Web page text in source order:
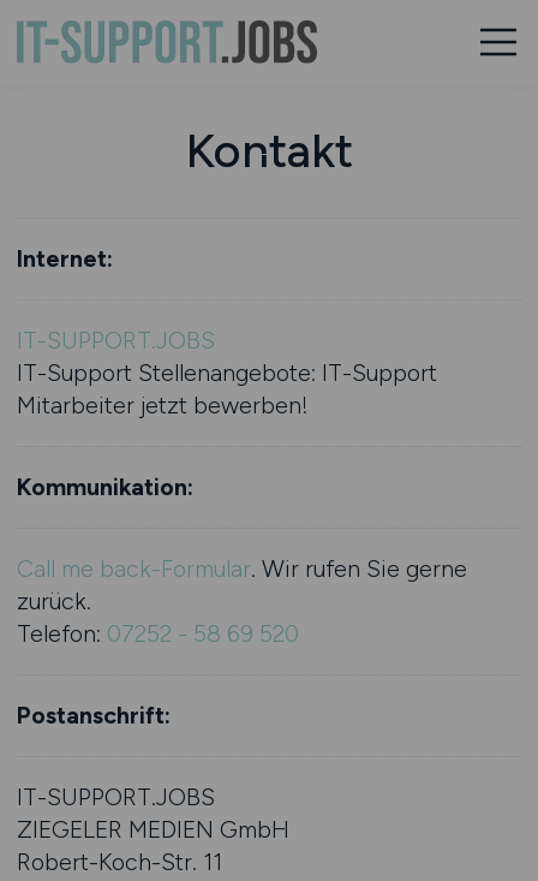
Kontakt
Internet:
IT-SUPPORT.JOBS
IT-Support Stellenangebote: IT-Support
Mitarbeiter jetzt bewerben!
Kommunikation:
Call me back-Formular. Wir rufen Sie gerne
zurück.
Telefon: 07252 - 58 69 520
Postanschrift:
IT-SUPPORT.JOBS
ZIEGELER MEDIEN GmbH
Robert-Koch-Str. 11